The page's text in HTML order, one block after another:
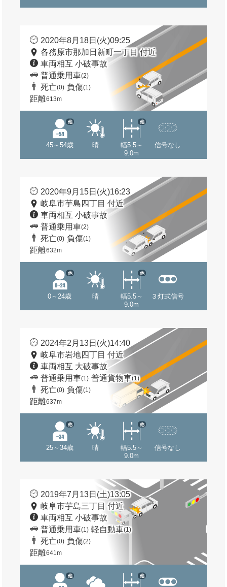
2020年8月18日(火)09:25
各務原市那加日新町一丁目 付近
車両相互 小破事故
普通乗用車(2)
死亡(0) 負傷(1)
距離613m
45～54歳
他
晴
幅5.5～
9.0m
他
信号なし
2020年9月15日(火)16:23
岐阜市芋島四丁目 付近
車両相互 小破事故
普通乗用車(2)
死亡(0) 負傷(1)
距離632m
0～24歳
他
晴
幅5.5～
9.0m
他
３灯式信号
2024年2月13日(火)14:40
岐阜市岩地四丁目 付近
車両相互 大破事故
普通乗用車(1) 普通貨物車(1)
死亡(0) 負傷(1)
距離637m
25～34歳
他
晴
幅5.5～
9.0m
他
信号なし
2019年7月13日(土)13:05
岐阜市芋島三丁目 付近
車両相互 小破事故
普通乗用車(1) 軽自動車(1)
死亡(0) 負傷(2)
距離641m
他 他